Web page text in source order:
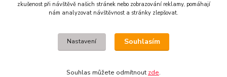
© 2009-2026 Všechna práva vyhrazena. Obsah těchto webových stránek je
přebírat, kopírovat, reprodukovat ani dále šířit jinými kanály. Výjimkou je tisk
pro osobní potřebu a stručné citace či náhledy na sociálních sítích s
souhlas. Vlastníkem a provozovatelem webu je Miroslav Závrbský.
zkušenost při návštěvě našich stránek nebo zobrazování reklamy, pomáhají
nám analyzovat návštěvnost a stránky zlepšovat.
Nastavení Souhlasím
Souhlas můžete odmítnout zde.